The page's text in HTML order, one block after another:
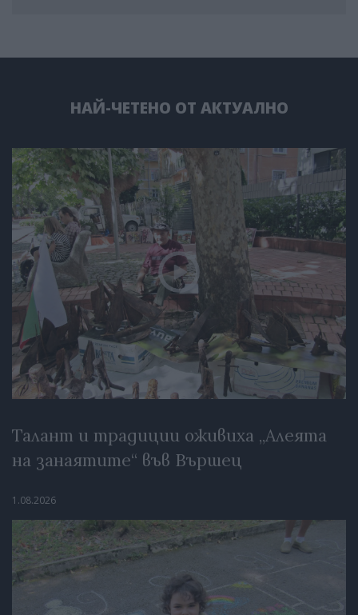
НАЙ-ЧЕТЕНО ОТ АКТУАЛНО
Талант и традиции оживиха „Алеята
на занаятите“ във Вършец
1.08.2026